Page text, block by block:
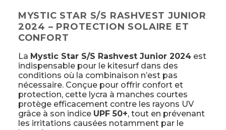
MYSTIC STAR S/S RASHVEST JUNIOR
2024 – PROTECTION SOLAIRE ET
CONFORT
La Mystic Star S/S Rashvest Junior 2024est
indispensable pour le kitesurf dans des
conditions où la combinaison n’est pas
nécessaire. Conçue pour offrir confort et
protection, cette lycra à manches courtes
protège efficacement contre les rayons UV
grâce à son indice UPF 50+, tout en prévenant
les irritations causées notamment par le